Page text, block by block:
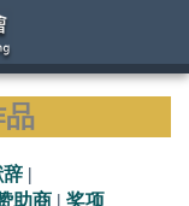
品
辞 |
助商 | 奖项